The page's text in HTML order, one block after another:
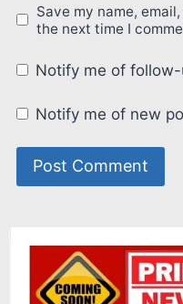
Save my name,
the next time I
Notify me of
Notify me of new